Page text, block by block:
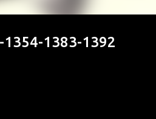
1383-1392